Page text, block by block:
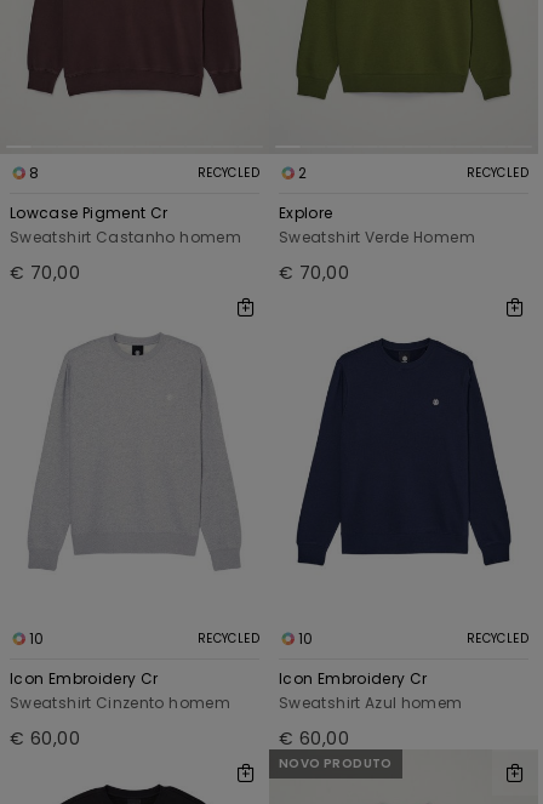
8 RECYCLED
Lowcase Pigment Cr
Sweatshirt Castanho homem
€ 70,00
2 RECYCLED
Explore
Sweatshirt Verde Homem
€ 70,00
10 RECYCLED
Icon Embroidery Cr
Sweatshirt Cinzento homem
€ 60,00
10 RECYCLED
Icon Embroidery Cr
Sweatshirt Azul homem
€ 60,00
NOVO PRODUTO